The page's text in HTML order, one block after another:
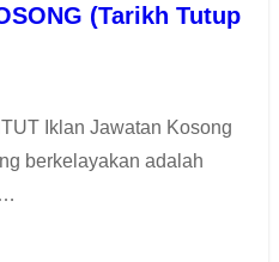
(Tarikh Tutup
Iklan Jawatan Kosong
berkelayakan adalah